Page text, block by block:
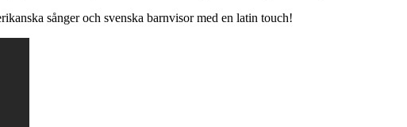
sånger och svenska barnvisor med en latin touch!